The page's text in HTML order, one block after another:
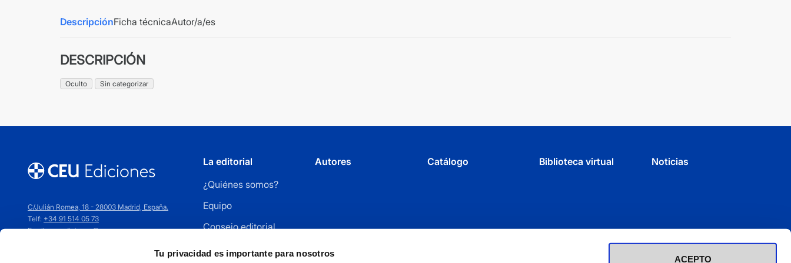
Tu privacidad es importante para nosotros
ACEPTO
DescripciónFicha técnicaAutor/a/es
DESCRIPCIÓN
Oculto Sin categorizar
C/Julián Romea, 18 - 28003 Madrid, España.
Telf: +34 91 514 05 73
Email:ceuediciones@ceu.es
La editorial
¿Quiénes somos?
Equipo
Consejo editorial
Cómo publicar
Autores Catálogo Biblioteca virtual Noticias